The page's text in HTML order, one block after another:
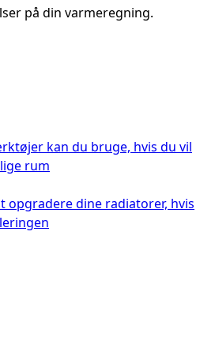
på din varmeregning.
kan du bruge, hvis du vil
rum
opgradere dine radiatorer, hvis